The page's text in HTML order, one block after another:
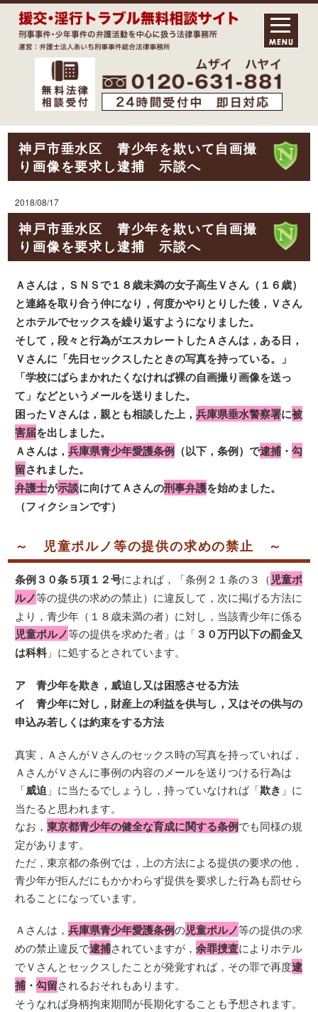
神戸市垂水区 青少年を欺いて自画撮
り画像を要求し逮捕 示談へ
2018/08/17
神戸市垂水区 青少年を欺いて自画撮
り画像を要求し逮捕 示談へ
Ａさんは，ＳＮＳで１８歳未満の女子高生Ｖさん（１６歳）
と連絡を取り合う仲になり，何度かやりとりした後，Ｖさん
とホテルでセックスを繰り返すようになりました。
そして，段々と行為がエスカレートしたＡさんは，ある日，
Ｖさんに「先日セックスしたときの写真を持っている。」
「学校にばらまかれたくなければ裸の自画撮り画像を送っ
て」などというメールを送りました。
困ったＶさんは，親とも相談した上，兵庫県垂水警察署に被
害届を出しました。
Ａさんは，兵庫県青少年愛護条例 （以下，条例）で逮捕・勾
留されました。
弁護士が示談に向けてＡさんの刑事弁護を始めました。
（フィクションです）
～ 児童ポルノ等の提供の求めの禁止 ～
条例３０条５項１２号によれば，「条例２１条の３（児童ポ
ルノ等の提供の求めの禁止）に違反して，次に掲げる方法に
より，青少年（１８歳未満の者）に対し，当該青少年に係る
児童ポルノ等の提供を求めた者」は「３０万円以下の罰金又
は科料 」に処するとされています。
ア 青少年を欺き，威迫し又は困惑させる方法
イ 青少年に対し，財産上の利益を供与し，又はその供与の
申込み若しくは約束をする方法
真実，ＡさんがＶさんのセックス時の写真を持っていれば，
ＡさんがＶさんに事例の内容のメールを送りつける行為は
「威迫 」に当たるでしょうし，持っていなければ「欺き 」に
当たると思われます。
なお，東京都青少年の健全な育成に関する条例でも同様の規
定があります。
ただ，東京都の条例では，上の方法による提供の要求の他，
青少年が拒んだにもかかわらず提供を要求した行為も罰せら
れることになっています。
Ａさんは，兵庫県青少年愛護条例の児童ポルノ等の提供の求
めの禁止違反で逮捕されていますが，余罪捜査によりホテル
でＶさんとセックスしたことが発覚すれば，その罪で再度逮
捕・勾留されるおそれもあります。
そうなれば身柄拘束期間が長期化することも予想されます。